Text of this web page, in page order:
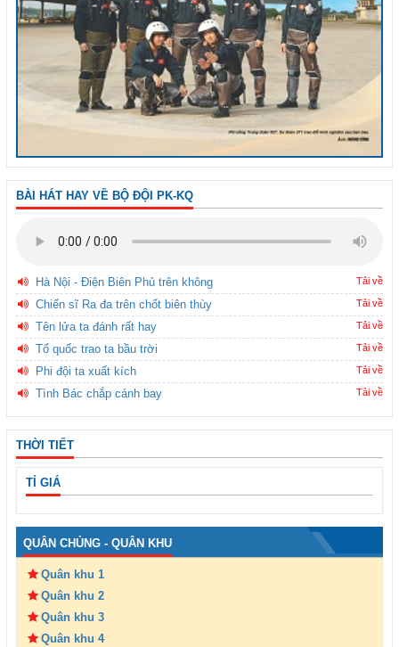
BÀI HÁT HAY VỀ BỘ ĐỘI PK-KQ
Hà Nội - Điện Biên Phủ trên không Tải về
Chiến sĩ Ra đa trên chốt biên thùy Tải về
Tên lửa ta đánh rất hay Tải về
Tổ quốc trao ta bầu trời Tải về
Phi đội ta xuất kích Tải về
Tình Bác chắp cánh bay Tải về
THỜI TIẾT
TỈ GIÁ
QUÂN CHỦNG - QUÂN KHU
Quân khu 1
Quân khu 2
Quân khu 3
Quân khu 4